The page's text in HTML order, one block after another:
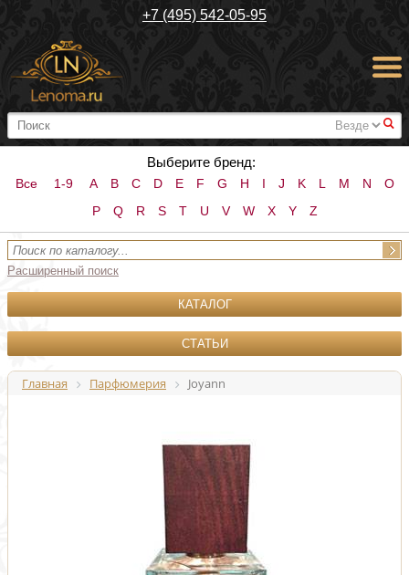
+7 (495) 542-05-95
#
Выберите бренд:
Все 1-9 A B C D E F G H I J K L M N
O
P
Q R S T U V W X Y Z
Расширенный поиск
КАТАЛОГ
СТАТЬИ
Главная Парфюмерия Joyann